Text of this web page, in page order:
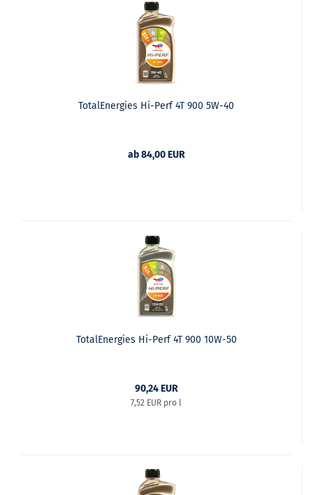
TotalEnergies Hi-Perf 4T 900 5W-40
ab 84,00 EUR
TotalEnergies Hi-Perf 4T 900 10W-50
90,24 EUR
7,52 EUR pro l